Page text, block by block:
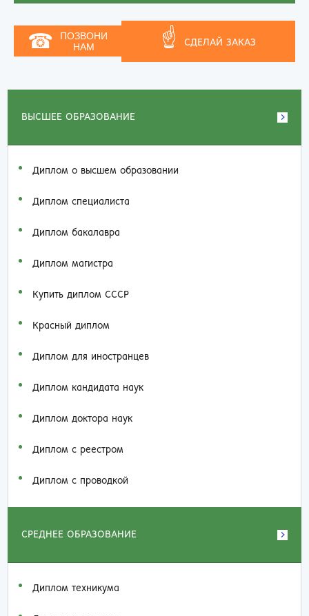
ВЫСШЕЕ ОБРАЗОВАНИЕ
Диплом о высшем образовании
Диплом специалиста
Диплом бакалавра
Диплом магистра
Купить диплом СССР
Красный диплом
Диплом для иностранцев
Диплом кандидата наук
Диплом доктора наук
Диплом с реестром
Диплом с проводкой
СРЕДНЕЕ ОБРАЗОВАНИЕ
Диплом техникума
☎
ПОЗВОНИ
НАМ
☝ СДЕЛАЙ ЗАКАЗ